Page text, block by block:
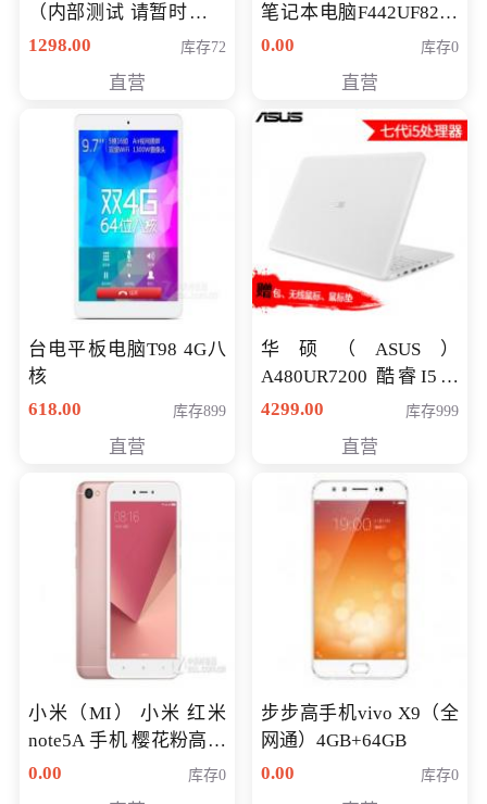
（内部测试 请暂时不要
购买）
1298.00 库存72
直营
笔记本电脑F442UF8250
八代独显轻薄办公商务
0.00 库存0
直营
台电平板电脑T98 4G八
核
618.00
库存899
直营
华硕（ASUS）
A480UR7200 酷睿I5超
薄学生办公游戏独显笔
NV930-2G独
4299.00 库存999
直营
小米（MI） 小米 红米
note5A 手机 樱花粉高配
版 全网通(3G+32G)
0.00 库存0
步步高手机vivo X9（全
网通）4GB+64GB
0.00
库存0